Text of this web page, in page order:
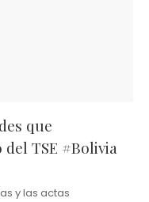
que
TSE #Bolivia
y las actas